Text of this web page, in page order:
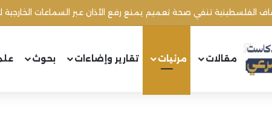
مقالات مرئيات تقارير وإضاءات بحوث